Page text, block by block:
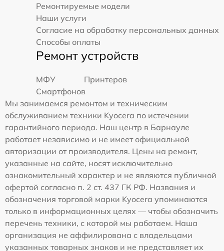
Ремонтируемые модели
Наши услуги
Согласие на обработку персональных данных
Способы оплаты
Ремонт устройств
МФУ
Принтеров
Смартфонов
Мы занимаемся ремонтом и техническим
обслуживанием техники Kyocera по истечении
гарантийного периода. Наш центр в Барнауле
работает независимо и не имеет официальной
авторизации от производителя. Цены на ремонт,
указанные на сайте, носят исключительно
ознакомительный характер и не являются публичной
офертой согласно п. 2 ст. 437 ГК РФ. Названия и
обозначения торговой марки Kyocera упоминаются
только в информационных целях — чтобы обозначить
перечень техники, с которой мы работаем. Наша
организация не аффилирована с владельцами
указанных товарных знаков и не представляет их